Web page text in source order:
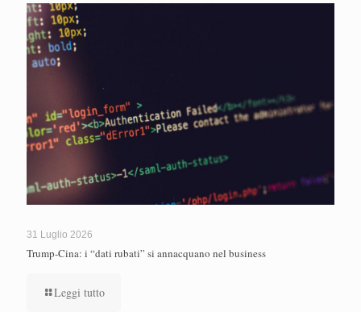
31 Luglio 2026
Trump-Cina: i “dati rubati” si annacquano nel business
Leggi tutto